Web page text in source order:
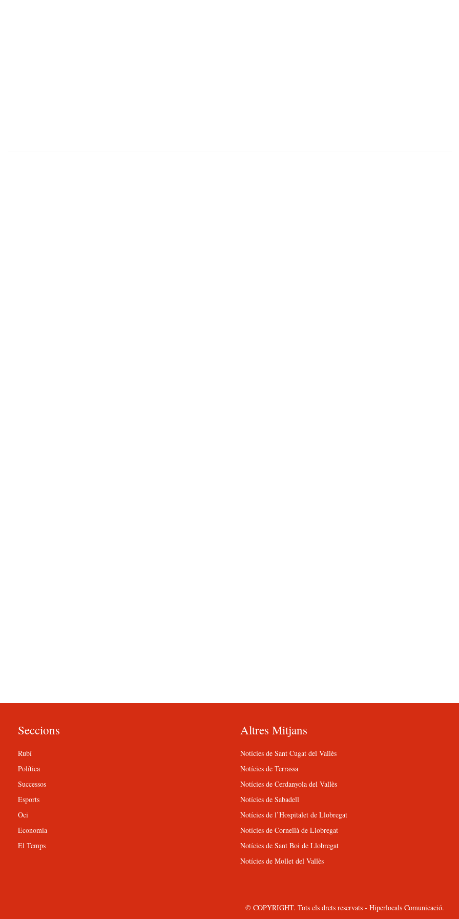
Seccions
Rubí
Política
Successos
Esports
Oci
Economia
El Temps
Altres Mitjans
Notícies de Sant Cugat del Vallès
Notícies de Terrassa
Notícies de Cerdanyola del Vallès
Notícies de Sabadell
Notícies de l’Hospitalet de Llobregat
Notícies de Cornellà de Llobregat
Notícies de Sant Boi de Llobregat
Notícies de Mollet del Vallès
© COPYRIGHT. Tots els drets reservats - Hiperlocals Comunicació.